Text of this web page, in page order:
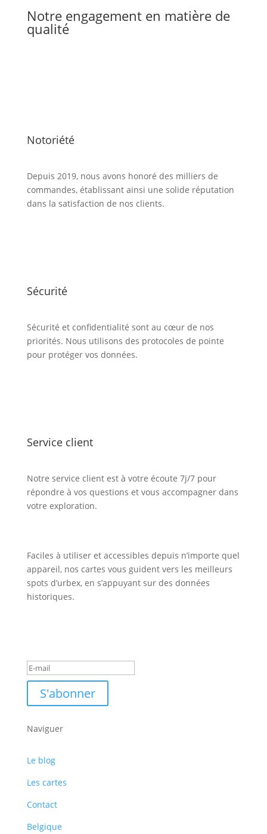
Notre engagement en matière de
qualité
Notoriété
Depuis 2019, nous avons honoré des milliers de
commandes, établissant ainsi une solide réputation
dans la satisfaction de nos clients.
Sécurité
Sécurité et confidentialité sont au cœur de nos
priorités. Nous utilisons des protocoles de pointe
pour protéger vos données.
Service client
Notre service client est à votre écoute 7j/7 pour
répondre à vos questions et vous accompagner dans
votre exploration.
Faciles à utiliser et accessibles depuis n’importe quel
appareil, nos cartes vous guident vers les meilleurs
spots d’urbex, en s’appuyant sur des données
historiques.
S'abonner
Naviguer
Le blog
Les cartes
Contact
Belgique